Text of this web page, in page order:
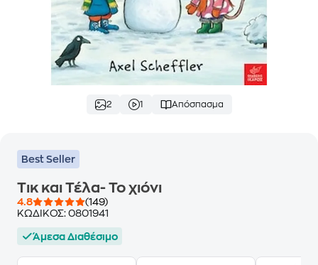
2 1 Απόσπασμα
Best Seller
Τικ και Τέλα- Το χιόνι
4.8
(149)
ΚΩΔΙΚΟΣ: 0801941
Άμεσα Διαθέσιμο